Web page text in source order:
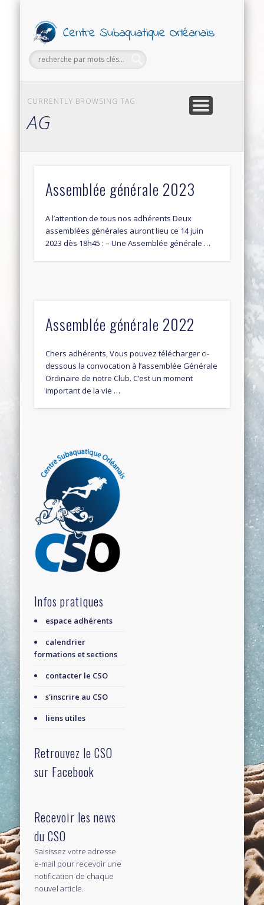
CURRENTLY BROWSING TAG
AG
Assemblée générale 2023
A l’attention de tous nos adhérents Deux
assemblées générales auront lieu ce 14 juin
2023 dès 18h45 : – Une Assemblée générale …
Assemblée générale 2022
Chers adhérents, Vous pouvez télécharger ci-
dessous la convocation à l’assemblée Générale
Ordinaire de notre Club. C’est un moment
important de la vie …
Infos pratiques
espace adhérents
calendrier
formations et sections
contacter le CSO
s'inscrire au CSO
liens utiles
Retrouvez le CSO
sur Facebook
Recevoir les news
du CSO
Saisissez votre adresse
e-mail pour recevoir une
notification de chaque
nouvel article.